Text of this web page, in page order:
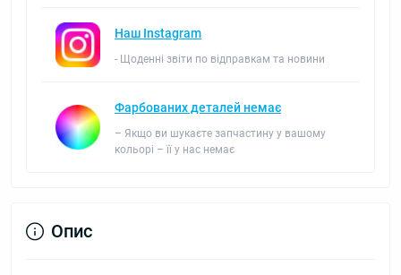
Наш Instagram
- Щоденні звіти по відправкам та новини
Фарбованих деталей немає
– Якщо ви шукаєте запчастину у вашому
кольорі – її у нас немає
Опис